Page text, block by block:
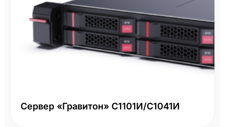
Сервер «Гравитон» С1101И/С1041И